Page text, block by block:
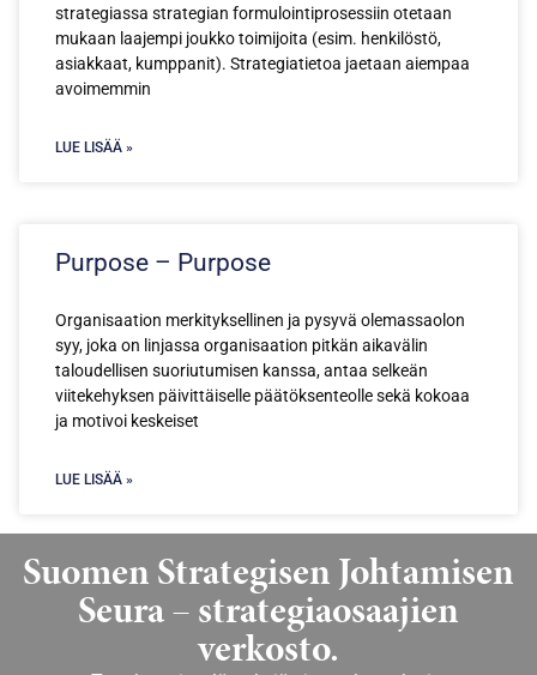
strategiassa strategian formulointiprosessiin otetaan
mukaan laajempi joukko toimijoita (esim. henkilöstö,
asiakkaat, kumppanit). Strategiatietoa jaetaan aiempaa
avoimemmin
LUE LISÄÄ »
Purpose – Purpose
Organisaation merkityksellinen ja pysyvä olemassaolon
syy, joka on linjassa organisaation pitkän aikavälin
taloudellisen suoriutumisen kanssa, antaa selkeän
viitekehyksen päivittäiselle päätöksenteolle sekä kokoaa
ja motivoi keskeiset
LUE LISÄÄ »
Suomen Strategisen Johtamisen
Seura – strategiaosaajien
verkosto.